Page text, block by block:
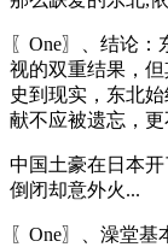
〖One〗、结论
视的双重结果，
史到现实，东北
献不应被遗忘，更
中国土豪在日本
倒闭却意外火...
〖One〗、澡堂